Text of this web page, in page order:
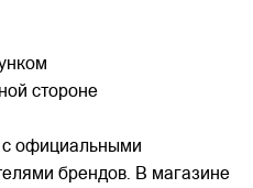
стороне
с официальными
брендов. В магазине